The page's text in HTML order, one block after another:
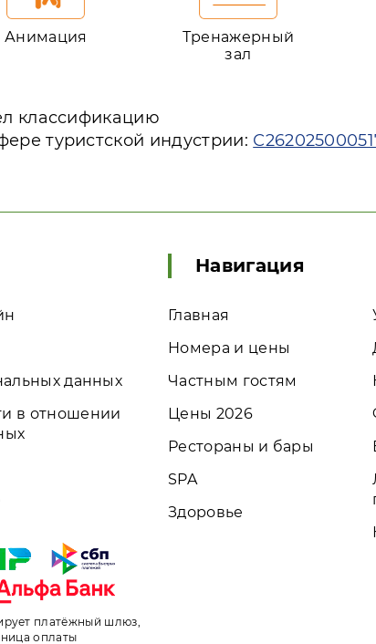
Анимация
Тренажерный
зал
классификацию
туристской индустрии:
данных
в отношении
платёжный шлюз,
оплаты
Навигация
Главная
Номера и цены
Частным гостям
Цены 2026
Рестораны и бары
SPA
Здоровье